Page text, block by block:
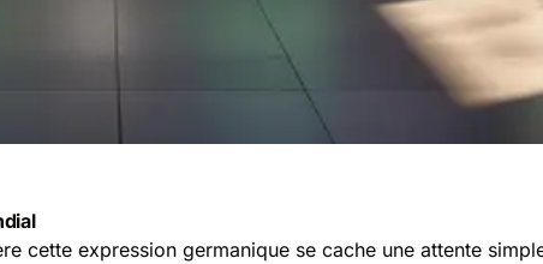
cette expression germanique se cache une attente